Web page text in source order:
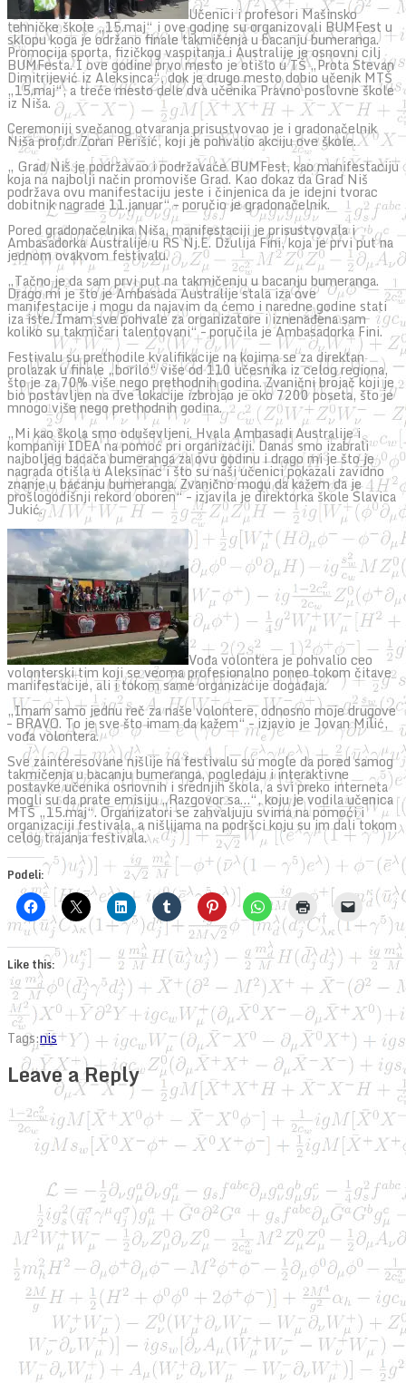
Učenici i profesori Mašinsko
tehničke škole „15.maj“ i ove godine su organizovali BUMFest u
sklopu koga je održano finale takmičenja u bacanju bumeranga.
Promocija sporta, fizičkog vaspitanja i Australije je osnovni cilj
BUMFesta. I ove godine prvo mesto je otišlo u TŠ „Prota Stevan
Dimitrijević iz Aleksinca“, dok je drugo mesto dobio učenik MTŠ
„15.maj“, a treće mesto dele dva učenika Pravno poslovne škole
iz Niša.
Ceremoniji svečanog otvaranja prisustvovao je i gradonačelnik
Niša prof.dr Zoran Perišić, koji je pohvalio akciju ove škole.
„ Grad Niš je podržavao i podržavaće BUMFest, kao manifestaciju
koja na najbolji način promoviše Grad. Kao dokaz da Grad Niš
podržava ovu manifestaciju jeste i činjenica da je idejni tvorac
dobitnik nagrade 11.januar“ – poručio je gradonačelnik.
Pored gradonačelnika Niša, manifestaciji je prisustvovala i
Ambasadorka Australije u RS Nj.E. Džulija Fini, koja je prvi put na
jednom ovakvom festivalu.
„Tačno je da sam prvi put na takmičenju u bacanju bumeranga.
Drago mi je što je Ambasada Australije stala iza ove
manifestacije i mogu da najavim da ćemo i naredne godine stati
iza iste. Imam sve pohvale za organizatore i iznenađena sam
koliko su takmičari talentovani“ – poručila je Ambasadorka Fini.
Festivalu su prethodile kvalifikacije na kojima se za direktan
prolazak u finale „borilo“ više od 110 učesnika iz celog regiona,
što je za 70% više nego prethodnih godina. Zvanični brojač koji je
bio postavljen na dve lokacije izbrojao je oko 7200 poseta, što je
mnogo više nego prethodnih godina.
„Mi kao škola smo oduševljeni. Hvala Ambasadi Australije i
kompaniji IDEA na pomoć pri organizaciji. Danas smo izabrali
najboljeg bacača bumeranga za ovu godinu i drago mi je što je
nagrada otišla u Aleksinac i što su naši učenici pokazali zavidno
znanje u bacanju bumeranga. Zvanično mogu da kažem da je
prošlogodišnji rekord oboren“ – izjavila je direktorka škole Slavica
Jukić.
Vođa volontera je pohvalio ceo
volonterski tim koji se veoma profesionalno poneo tokom čitave
manifestacije, ali i tokom same organizacije događaja.
„Imam samo jednu reč za naše volontere, odnosno moje drugove
– BRAVO. To je sve što imam da kažem“ – izjavio je Jovan Milić,
vođa volontera.
Sve zainteresovane nišlije na festivalu su mogle da pored samog
takmičenja u bacanju bumeranga, pogledaju i interaktivne
postavke učenika osnovnih i srednjih škola, a svi preko interneta
mogli su da prate emisiju „Razgovor sa…“, koju je vodila učenica
MTŠ „15.maj“. Organizatori se zahvaljuju svima na pomoći i
organizaciji festivala, a nišlijama na podršci koju su im dali tokom
celog trajanja festivala.
Podeli:
Like this:
Tags:nis
Leave a Reply